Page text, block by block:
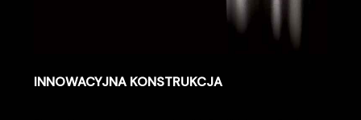
INNOWACYJNA KONSTRUKCJA